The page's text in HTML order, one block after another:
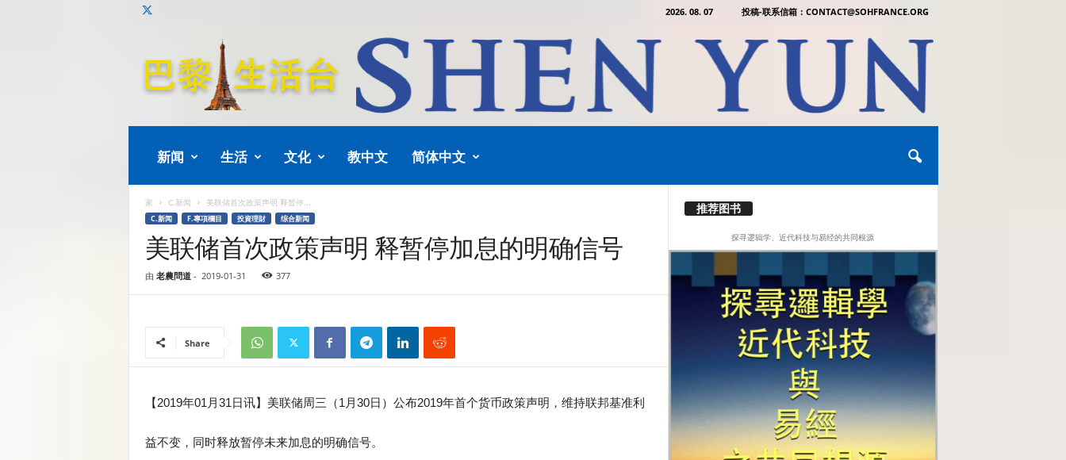
2026. 08. 07 投稿-联系信箱：CONTACT@SOHFRANCE.ORG
新闻 生活 文化 教中文 简体中文
家 C.新闻 美联储首次政策声明 释暂停...
C.新闻 F.專項欄目 投資理財 综合新闻
美联储首次政策声明 释暂停加息的明确信号
由 老農問道- 2019-01-31 377
Share
【2019年01月31日讯】美联储周三（1月30日）公布2019年首个货币政策声明，维持联邦基准利
益不变，同时释放暂停未来加息的明确信号。
推荐图书
探寻逻辑学、近代科技与易经的共同根源